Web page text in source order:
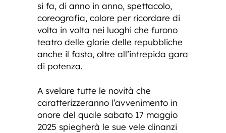
si fa, di anno in anno, spettacolo,
coreografia, colore per ricordare di
volta in volta nei luoghi che furono
teatro delle glorie delle repubbliche
anche il fasto, oltre all’intrepida gara
di potenza.
A svelare tutte le novità che
caratterizzeranno l’avvenimento in
onore del quale sabato 17 maggio
2025 spiegherà le sue vele dinanzi